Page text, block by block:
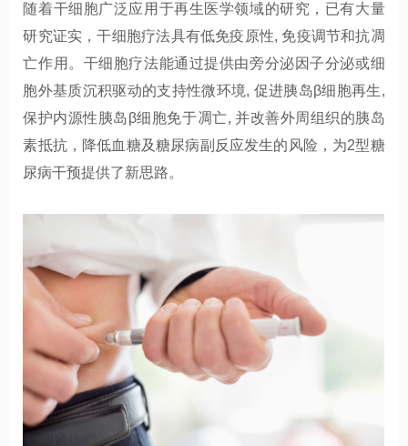
随着干细胞广泛应用于再生医学领域的研究，已有大量
研究证实，干细胞疗法具有低免疫原性, 免疫调节和抗凋
亡作用 。干细胞疗法能通过提供由旁分泌因子分泌或细
胞外基质沉积驱动的支持性微环境, 促进胰岛β细胞再生,
保护内源性胰岛β细胞免于凋亡, 并改善外周组织的胰岛
素抵抗，降低血糖及糖尿病副反应发生的风险， 为2型糖
尿病干预提供了新思路。